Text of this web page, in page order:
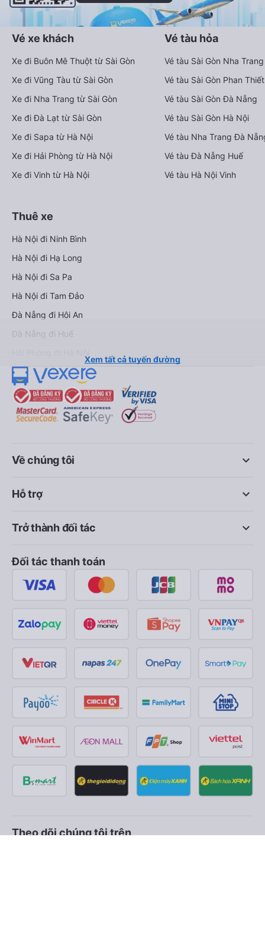
Vé xe khách
Xe đi Buôn Mê Thuột từ Sài Gòn
Xe đi Vũng Tàu từ Sài Gòn
Xe đi Nha Trang từ Sài Gòn
Xe đi Đà Lạt từ Sài Gòn
Xe đi Sapa từ Hà Nội
Xe đi Hải Phòng từ Hà Nội
Xe đi Vinh từ Hà Nội
Vé tàu hỏa
Vé tàu Sài Gòn Nha Trang
Vé tàu Sài Gòn Phan Thiết
Vé tàu Sài Gòn Đà Nẵng
Vé tàu Sài Gòn Hà Nội
Vé tàu Nha Trang Đà
Vé tàu Đà Nẵng Huế
Vé tàu Hà Nội Vinh
Thuê xe
Hà Nội đi Ninh Bình
Hà Nội đi Hạ Long
Hà Nội đi Sa Pa
Hà Nội đi Tam Đảo
Đà Nẵng đi Hội An
Đà Nẵng đi Huế
Xem tất cả tuyến đường
keyboard_arrow_down
Về chúng tôi
keyboard_arrow_down
Hỗ trợ
keyboard_arrow_down
Trở thành đối tác
Đối tác thanh toán
Theo dõi chúng tôi trên